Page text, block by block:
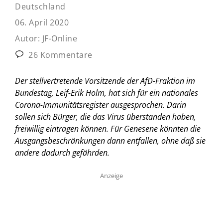
Deutschland
06. April 2020
Autor: JF-Online
26 Kommentare
Der stellvertretende Vorsitzende der AfD-Fraktion im
Bundestag, Leif-Erik Holm, hat sich für ein nationales
Corona-Immunitätsregister ausgesprochen. Darin
sollen sich Bürger, die das Virus überstanden haben,
freiwillig eintragen können. Für Genesene könnten die
Ausgangsbeschränkungen dann entfallen, ohne daß sie
andere dadurch gefährden.
Anzeige